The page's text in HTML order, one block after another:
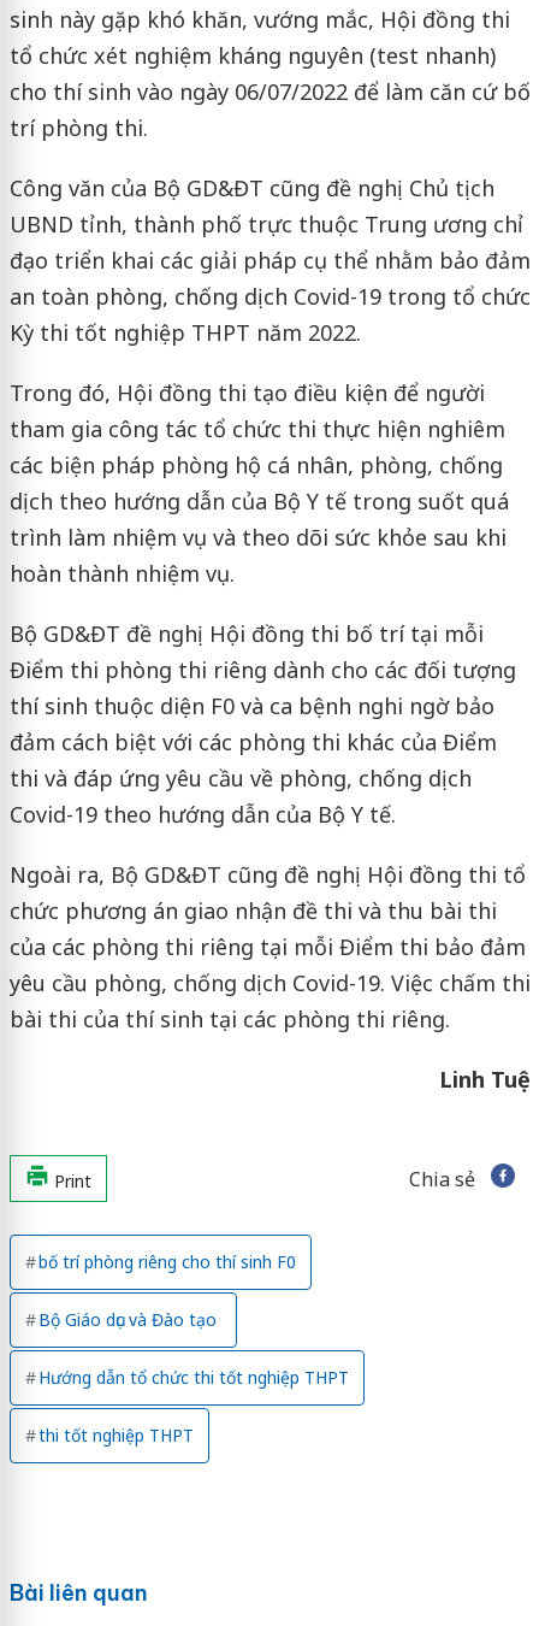
sinh này gặp khó khăn, vướng mắc, Hội đồng thi
tổ chức xét nghiệm kháng nguyên (test nhanh)
cho thí sinh vào ngày 06/07/2022 để làm căn cứ bố
trí phòng thi.
Công văn của Bộ GD&ĐT cũng đề nghị Chủ tịch
UBND tỉnh, thành phố trực thuộc Trung ương chỉ
đạo triển khai các giải pháp cụ thể nhằm bảo đảm
an toàn phòng, chống dịch Covid-19 trong tổ chức
Kỳ thi tốt nghiệp THPT năm 2022.
Trong đó, Hội đồng thi tạo điều kiện để người
tham gia công tác tổ chức thi thực hiện nghiêm
các biện pháp phòng hộ cá nhân, phòng, chống
dịch theo hướng dẫn của Bộ Y tế trong suốt quá
trình làm nhiệm vụ và theo dõi sức khỏe sau khi
hoàn thành nhiệm vụ.
Bộ GD&ĐT đề nghị Hội đồng thi bố trí tại mỗi
Điểm thi phòng thi riêng dành cho các đối tượng
thí sinh thuộc diện F0 và ca bệnh nghi ngờ bảo
đảm cách biệt với các phòng thi khác của Điểm
thi và đáp ứng yêu cầu về phòng, chống dịch
Covid-19 theo hướng dẫn của Bộ Y tế.
Ngoài ra, Bộ GD&ĐT cũng đề nghị Hội đồng thi tổ
chức phương án giao nhận đề thi và thu bài thi
của các phòng thi riêng tại mỗi Điểm thi bảo đảm
yêu cầu phòng, chống dịch Covid-19. Việc chấm thi
bài thi của thí sinh tại các phòng thi riêng.
Linh Tuệ
Print Chia sẻ
bố trí phòng riêng cho thí sinh F0
Bộ Giáo dục và Đào tạo
Hướng dẫn tổ chức thi tốt nghiệp THPT
thi tốt nghiệp THPT
Bài liên quan